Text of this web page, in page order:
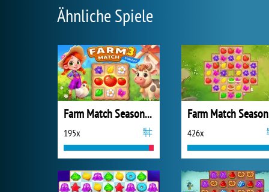
Ähnliche Spiele
Farm Match Seasons 3
195x 426x